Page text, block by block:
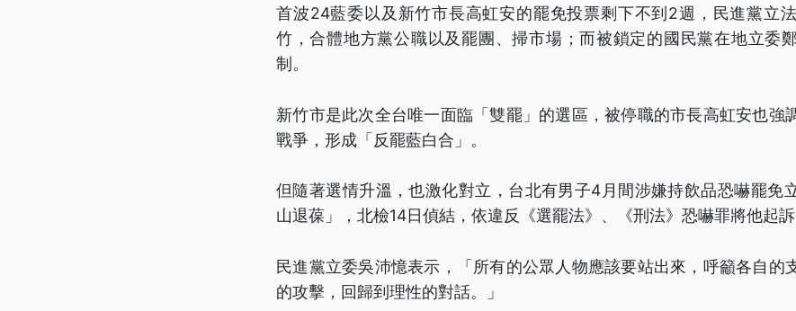
首波24藍委以及新竹市長高虹安的罷免投票剩下不到2週，民進黨立
竹，合體地方黨公職以及罷團、掃市場；而被鎖定的國民黨在地立委
制。
新竹市是此次全台唯一面臨「雙罷」的選區，被停職的市長高虹安也強
戰爭，形成「反罷藍白合」。
但隨著選情升溫，也激化對立，台北有男子4月間涉嫌持飲品恐嚇罷免
山退葆」，北檢14日偵結，依違反《選罷法》、《刑法》恐嚇罪將他起訴
民進黨立委吳沛憶表示，「所有的公眾人物應該要站出來，呼籲各自的
的攻擊，回歸到理性的對話。」